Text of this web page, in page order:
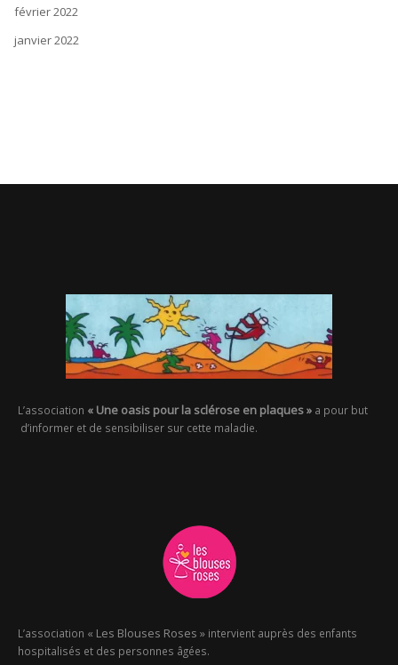
février 2022
janvier 2022
L’association « Une oasis pour la sclérose en plaques » a pour but
d’informer et de sensibiliser sur cette maladie.
L’association « Les Blouses Roses » intervient auprès des enfants
hospitalisés et des personnes âgées.